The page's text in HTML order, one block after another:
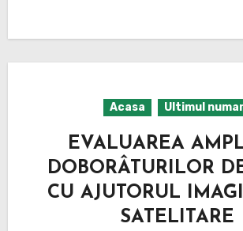
Acasa Ultimul
EVALUAREA
DOBORÂTURILOR
CU AJUTORUL
SATELITARE